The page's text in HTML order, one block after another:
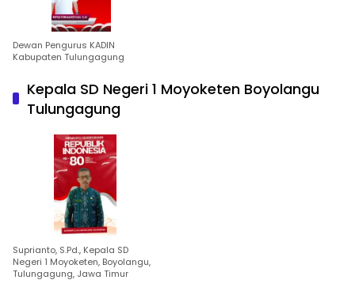
Dewan Pengurus KADIN
Kabupaten Tulungagung
Kepala SD Negeri 1 Moyoketen Boyolangu
Tulungagung
Suprianto, S.Pd., Kepala SD
Negeri 1 Moyoketen, Boyolangu,
Tulungagung, Jawa Timur